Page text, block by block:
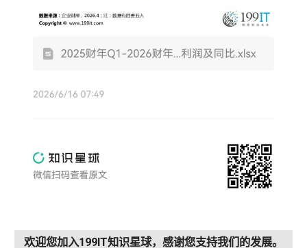
欢迎您加入199IT知识星球，感谢您支持我们的发展。